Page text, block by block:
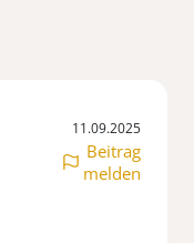
11.09.2025
Beitrag
melden